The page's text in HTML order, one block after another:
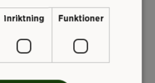
i Askimsfjorden 1865.
placering hade den bland
packhuset vid Packhuskajen
till Stockholm och
den nya museibyggnaden i
valen var inne i museet
Inriktning Funktioner